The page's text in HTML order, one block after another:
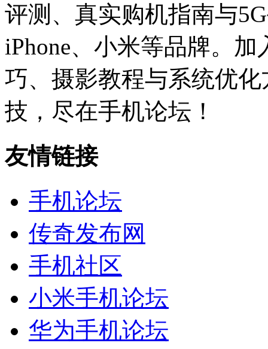
评测、真实购机指南与
iPhone、小米等品牌。
巧、摄影教程与系统优
技，尽在手机论坛！
友情链接
手机论坛
传奇发布网
手机社区
小米手机论坛
华为手机论坛